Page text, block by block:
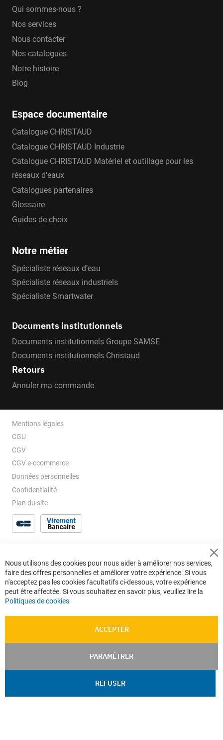
Qui sommes-nous ?
Nos services
Nous contacter
Nos catalogues
Notre histoire
Blog
Espace documentaire
Catalogue CHRISTAUD
Catalogue CHRISTAUD Industrie
Catalogue CHRISTAUD Matériel et outillage pour les
réseaux d'eaux
Catalogues partenaires
Glossaire
Guides de choix
Notre métier
Spécialiste réseaux d’eau
Spécialiste réseaux industriels
Spécialiste Smartwater
Documents institutionnels
Documents institutionnels Groupe SAMSE
Documents institutionnels Christaud
Retours
Annuler ma commande
Mentions légales
CGU
CGV
CGV e-ccommerce
Données personnelles
Confidentialité
Plan du site
Nous utilisons des cookies pour nous aider à améliorer nos services,
faire des offres personnelles et améliorer votre expérience. Si vous
n'acceptez pas les cookies facultatifs ci-dessous, votre expérience
peut être affectée. Si vous souhaitez en savoir plus, veuillez lire la
Politiques de cookies
ACCEPTER
PARAMÉTRER
REFUSER